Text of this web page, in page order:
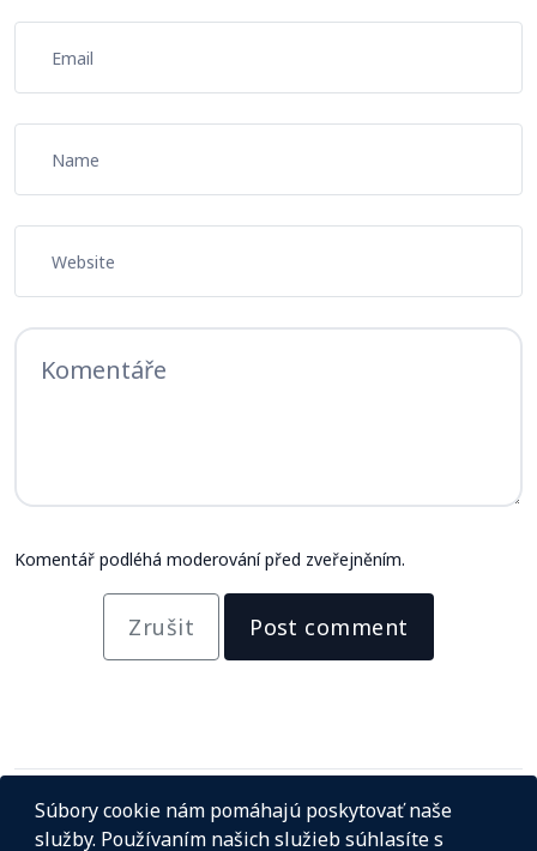
Komentář podléhá moderování před zveřejněním.
Zrušit Post comment
Súbory cookie nám pomáhajú poskytovať naše
služby. Používaním našich služieb súhlasíte s